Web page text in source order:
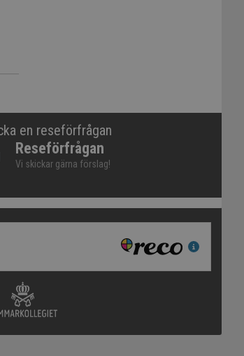
en reseförfrågan
Reseförfrågan
Vi skickar gärna förslag!